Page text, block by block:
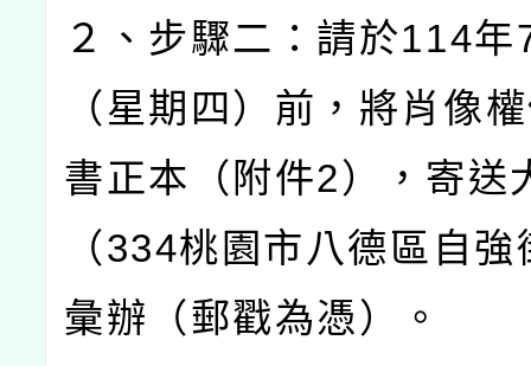
２、步驟二：請於114年
（星期四）前，將肖像
書正本（附件2），寄送
（334桃園市八德區自強
彙辦（郵戳為憑）。